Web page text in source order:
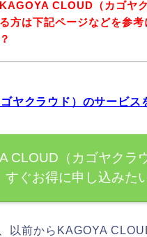
CLOUD（カゴヤ
方は下記ページなどを参
ヤクラウド）のサービス
CLOUD（カゴヤクラ
すぐお得に申し込みた
以前からKAGOYA